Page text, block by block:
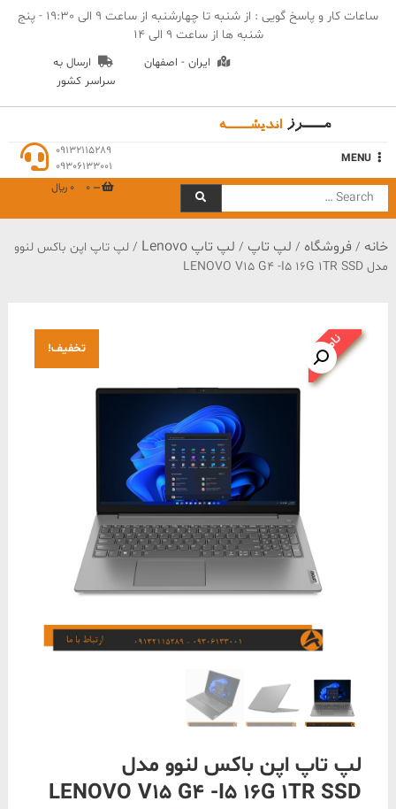
ساعات کار و پاسخ گویی : از شنبه تا چهارشنبه از ساعت 9 الی 19:30 - پنج
شنبه ها از ساعت 9 الی 14
ایران - اصفهان
ارسال به
سراسر کشور
MENU
09132115289
09306133001
Search
for:
0 0 ﷼
خانه / فروشگاه / لپ تاپ / لپ تاپ Lenovo
/ لپ تاپ اپن باکس لنوو
مدل LENOVO V15 G4 -I5 16G 1TR SSD
تخفیف! ناموجود
لپ تاپ اپن باکس لنوو مدل
LENOVO V15 G4 -I5 16G 1TR SSD